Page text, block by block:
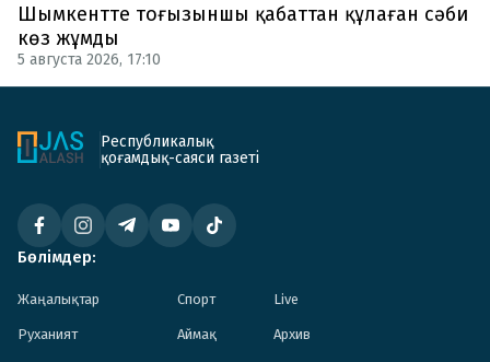
Шымкентте тоғызыншы қабаттан құлаған сәби
көз жұмды
5 августа 2026, 17:10
Республикалық
қоғамдық-саяси газеті
Бөлімдер:
Жаңалықтар Спорт Live
Руханият Аймақ Архив